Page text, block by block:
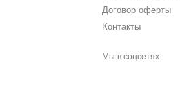
Договор оферты
Контакты
Мы в соцсетях